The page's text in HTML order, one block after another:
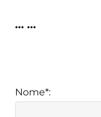
... ...
Nome*: